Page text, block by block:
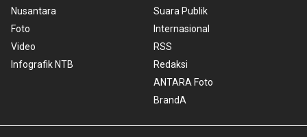
Nusantara
Foto
Video
Infografik NTB
Suara Publik
Internasional
RSS
Redaksi
ANTARA Foto
BrandA